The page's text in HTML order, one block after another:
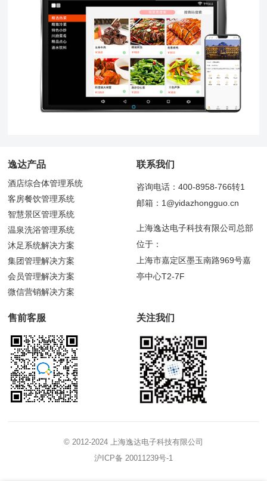
逸达产品
酒店综合体管理系统
客房餐饮管理系统
智慧景区管理系统
温泉洗浴管理系统
沐足系统解决方案
集团管理解决方案
会员管理解决方案
微信营销解决方案
联系我们
咨询电话：400-8958-766转1
邮箱：1@yidazhongguo.cn
上海逸达电子科技有限公司总部
位于：
上海市嘉定区墨玉南路969号嘉
亭中心T2-7F
售前客服 关注我们
© 2012-2024 上海逸达电子科技有限公司
沪ICP备 20011239号-1